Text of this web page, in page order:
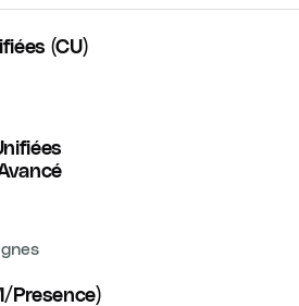
(CU)
Presence)